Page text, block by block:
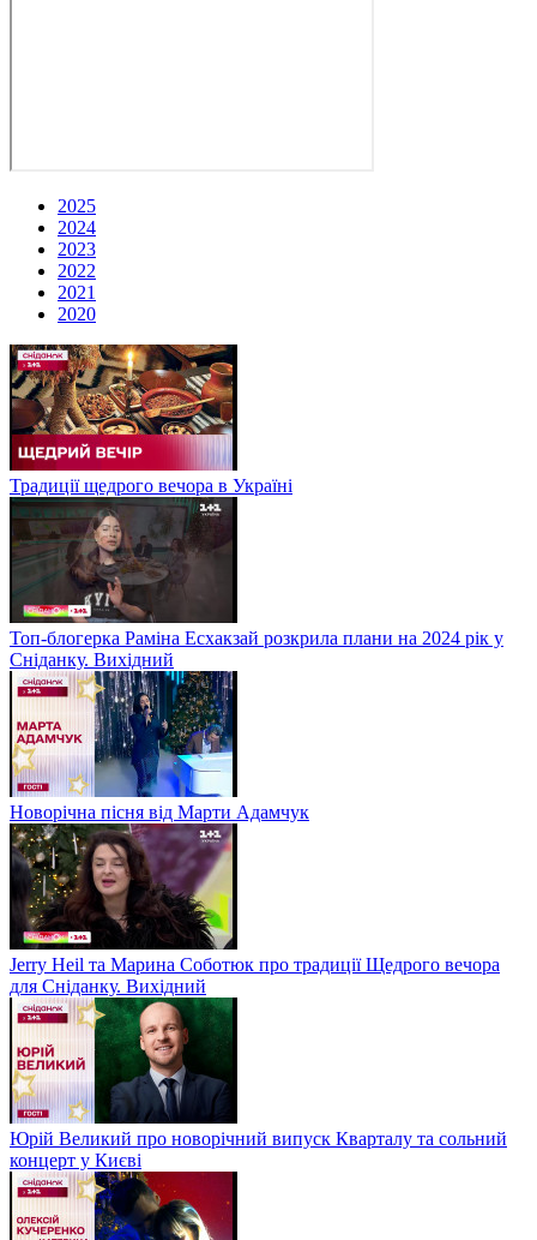
2025
2024
2023
2022
2021
2020
Традиції щедрого вечора в Україні
Топ-блогерка Раміна Есхакзай розкрила плани на 2024 рік у
Сніданку. Вихідний
Новорічна пісня від Марти Адамчук
Jerry Heil та Марина Соботюк про традиції Щедрого вечора
для Сніданку. Вихідний
Юрій Великий про новорічний випуск Кварталу та сольний
концерт у Києві